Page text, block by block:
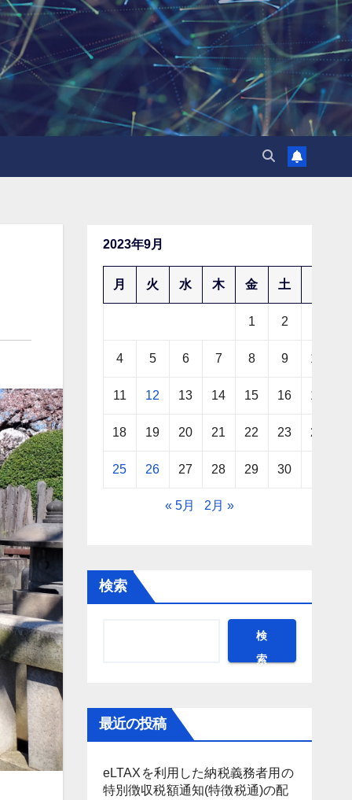
2023年9月
月 火 水 木 金 土
1 2
4 5 6 7 8 9 10
11 12 13 14 15 16 17
18 19 20 21 22 23 24
25 26 27 28 29 30
« 5月 2月 »
検索
検
索
最近の投稿
eLTAXを利用した納税義務者用の
特別徴収税額通知(特徴税通)の配